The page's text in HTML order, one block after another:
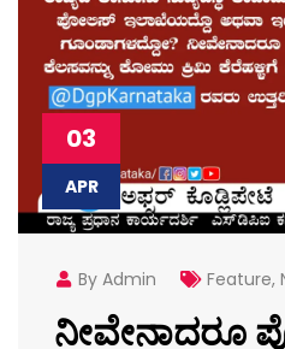
03
APR
By Admin Feature,
ನೀವೇನಾದರೂ